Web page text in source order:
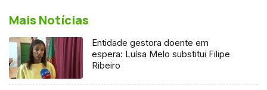
Mais Notícias
Entidade gestora doente em
espera: Luísa Melo substitui Filipe
Ribeiro